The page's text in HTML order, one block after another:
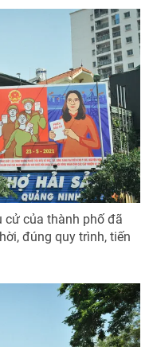
video
thao
cử của thành phố đã
đúng quy trình, tiến